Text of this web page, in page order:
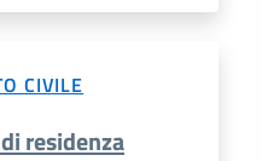
CIVILE
residenza